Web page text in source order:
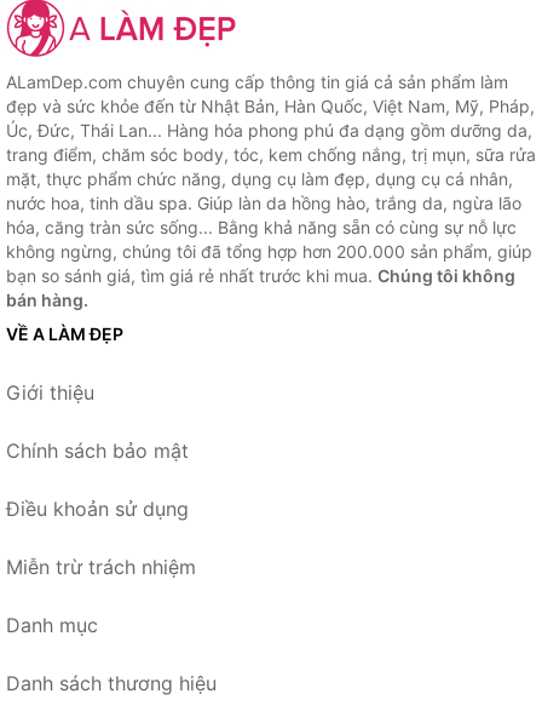
ALamDep.com chuyên cung cấp thông tin giá cả sản phẩm làm
đẹp và sức khỏe đến từ Nhật Bản, Hàn Quốc, Việt Nam, Mỹ, Pháp,
Úc, Đức, Thái Lan... Hàng hóa phong phú đa dạng gồm dưỡng da,
trang điểm, chăm sóc body, tóc, kem chống nắng, trị mụn, sữa rửa
mặt, thực phẩm chức năng, dụng cụ làm đẹp, dụng cụ cá nhân,
nước hoa, tinh dầu spa. Giúp làn da hồng hào, trắng da, ngừa lão
hóa, căng tràn sức sống... Bằng khả năng sẵn có cùng sự nỗ lực
không ngừng, chúng tôi đã tổng hợp hơn 200.000 sản phẩm, giúp
bạn so sánh giá, tìm giá rẻ nhất trước khi mua. Chúng tôi không
bán hàng.
VỀ A LÀM ĐẸP
Giới thiệu
Chính sách bảo mật
Điều khoản sử dụng
Miễn trừ trách nhiệm
Danh mục
Danh sách thương hiệu